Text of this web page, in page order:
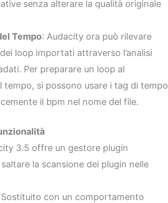
senza alterare la qualità originale
Tempo: Audacity ora può rilevare
loop importati attraverso l’analisi
Per preparare un loop al
si possono usare i tag di tempo
il bpm nel nome del file.
3.5 offre un gestore plugin
la scansione dei plugin nelle
Sostituito con un comportamento